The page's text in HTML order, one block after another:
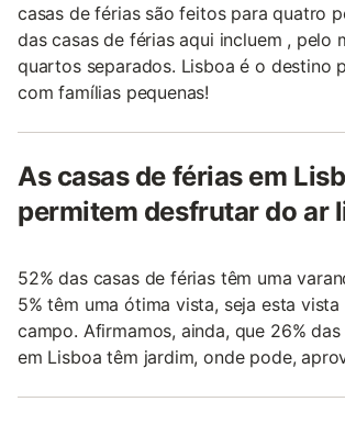
casas de férias são feitos para quatro
das casas de férias aqui incluem , pelo
quartos separados. Lisboa é o destino
com famílias pequenas!
As casas de férias em
permitem desfrutar do ar
52% das casas de férias têm uma
5% têm uma ótima vista, seja esta
campo. Afirmamos, ainda, que 26%
em Lisboa têm jardim, onde pode,